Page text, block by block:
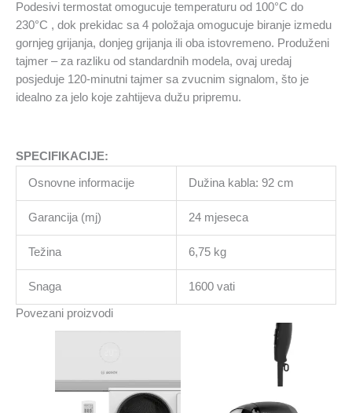
Podesivi termostat omogucuje temperaturu od 100°C do
230°C , dok prekidac sa 4 položaja omogucuje biranje izmedu
gornjeg grijanja, donjeg grijanja ili oba istovremeno. Produženi
tajmer – za razliku od standardnih modela, ovaj uredaj
posjeduje 120-minutni tajmer sa zvucnim signalom, što je
idealno za jelo koje zahtijeva dužu pripremu.
SPECIFIKACIJE:
Osnovne informacije Dužina kabla: 92 cm
Garancija (mj) 24 mjeseca
Težina 6,75 kg
Snaga 1600 vati
Povezani proizvodi